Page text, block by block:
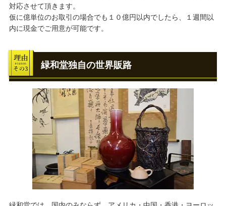
対応させて頂きます。
仮に億単位のお取引の場合でも１０億円以内でしたら、１週間以
内に現金でご用意が可能です。
緑和堂独自の世界販路